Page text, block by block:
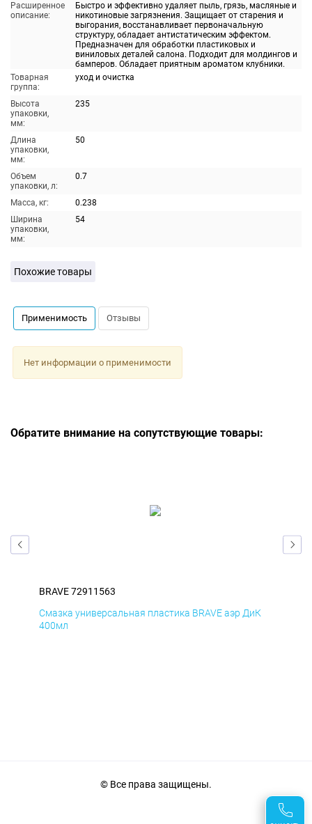
Расширенное
описание:
Быстро и эффективно удаляет пыль, грязь, масляные и
никотиновые загрязнения. Защищает от старения и
выгорания, восстанавливает первоначальную
структуру, обладает антистатическим эффектом.
Предназначен для обработки пластиковых и
виниловых деталей салона. Подходит для молдингов и
бамперов. Обладает приятным ароматом клубники.
Товарная
группа:
уход и очистка
Высота
упаковки,
мм:
235
Длина
упаковки,
мм:
50
Объем
упаковки, л:
0.7
Масса, кг:
0.238
Ширина
упаковки,
мм:
54
Похожие товары
Применимость Отзывы
Нет информации о применимости
Обратите внимание на сопутствующие товары:
BRAVE 72911563
Смазка универсальная пластика BRAVE аэр ДиК
400мл
© Все права защищены.